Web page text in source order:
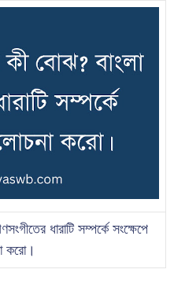
ধারাটি সম্পর্কে সংক্ষেপে
করো।